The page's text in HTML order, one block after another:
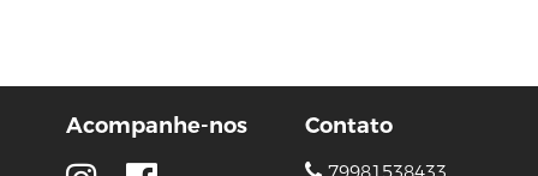
Acompanhe-nos Contato